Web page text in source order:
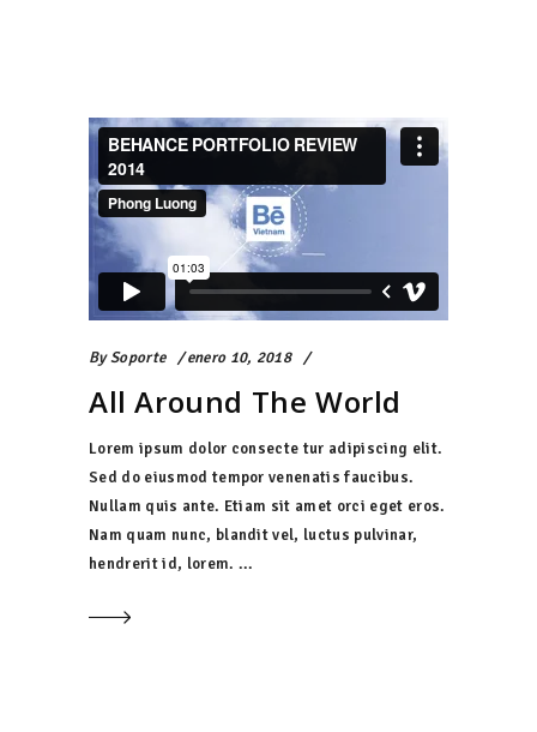
BySoporte enero 10, 2018
All Around The World
Lorem ipsum dolor consecte tur adipiscing elit.
Sed do eiusmod tempor venenatis faucibus.
Nullam quis ante. Etiam sit amet orci eget eros.
Nam quam nunc, blandit vel, luctus pulvinar,
hendrerit id, lorem.